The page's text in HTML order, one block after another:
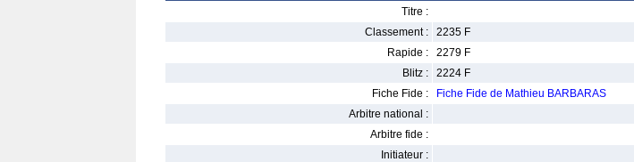
Titre :
Classement :
2235 F
Rapide :
2279 F
Blitz :
2224 F
Fiche Fide :
Fiche Fide de Mathieu BARBARAS
Arbitre national :
Arbitre fide :
Initiateur :